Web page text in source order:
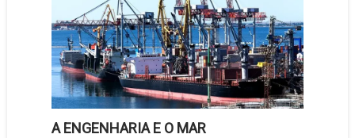
A ENGENHARIA E O MAR